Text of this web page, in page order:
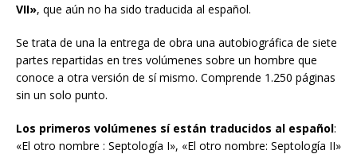
VII», que aún no ha sido traducida al español.
Se trata de una la entrega de obra una autobiográfica de siete
partes repartidas en tres volúmenes sobre un hombre que
conoce a otra versión de sí mismo. Comprende 1.250 páginas
sin un solo punto.
Los primeros volúmenes sí están traducidos al español:
«El otro nombre : Septología I», «El otro nombre: Septología II»